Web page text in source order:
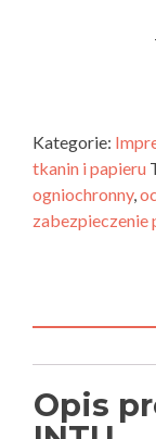
Kategorie:
tkanin i papieru
ogniochronny,
zabezpieczenie
Opis